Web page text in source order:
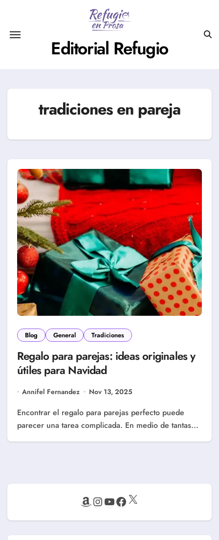
Editorial Refugio
tradiciones en pareja
Blog General Tradiciones
Regalo para parejas: ideas originales y
útiles para Navidad
Annifel Fernandez Nov 13, 2025
Encontrar el regalo para parejas perfecto puede
parecer una tarea complicada. En medio de tantas...
Amazon Instagram YouTube Facebook X